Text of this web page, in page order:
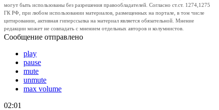
могут быть использованы без разрешения правообладателей. Согласно ст.ст. 1274,1275
ГК РФ, при любом использовании материалов, размещенных на портале, в том числе
цитировании, активная гиперссылка на материал является обязательной. Мнение
редакции может не совпадать с мнением отдельных авторов и колумнистов.
Сообщение отправлено
play
pause
mute
unmute
max volume
02:01